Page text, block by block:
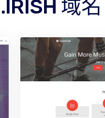
域